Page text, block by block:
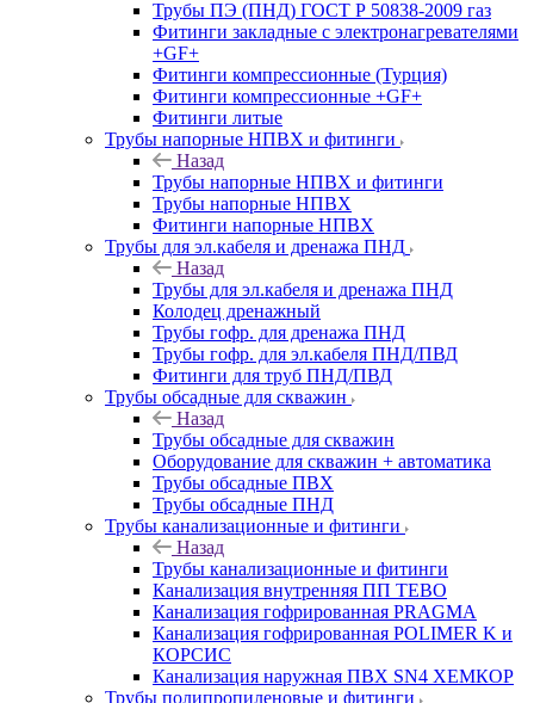
Трубы ПЭ (ПНД) ГОСТ Р 50838-2009 газ
Фитинги закладные с электронагревателями
+GF+
Фитинги компрессионные (Турция)
Фитинги компрессионные +GF+
Фитинги литые
Трубы напорные НПВХ и фитинги
Назад
Трубы напорные НПВХ и фитинги
Трубы напорные НПВХ
Фитинги напорные НПВХ
Трубы для эл.кабеля и дренажа ПНД
Назад
Трубы для эл.кабеля и дренажа ПНД
Колодец дренажный
Трубы гофр. для дренажа ПНД
Трубы гофр. для эл.кабеля ПНД/ПВД
Фитинги для труб ПНД/ПВД
Трубы обсадные для скважин
Назад
Трубы обсадные для скважин
Оборудование для скважин + автоматика
Трубы обсадные ПВХ
Трубы обсадные ПНД
Трубы канализационные и фитинги
Назад
Трубы канализационные и фитинги
Канализация внутренняя ПП TEBO
Канализация гофрированная PRAGMA
Канализация гофрированная POLIMER K и
КОРСИС
Канализация наружная ПВХ SN4 ХЕМКОР
Трубы полипропиленовые и фитинги